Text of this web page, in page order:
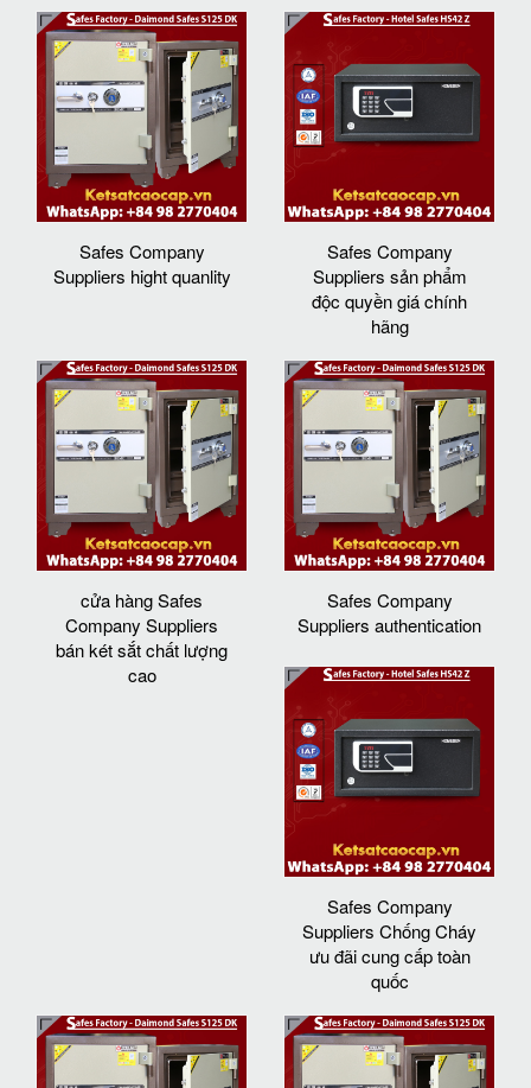
Safes Company
Suppliers hight quanlity
Safes Company
Suppliers sản phẩm
độc quyền giá chính
hãng
cửa hàng Safes
Company Suppliers
bán két sắt chất lượng
cao
Safes Company
Suppliers authentication
Safes Company
Suppliers Chống Cháy
ưu đãi cung cấp toàn
quốc